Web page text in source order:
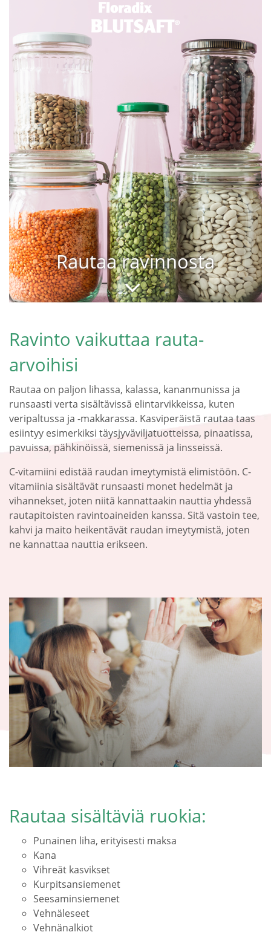
Rautaa ravinnosta
Ravinto vaikuttaa rauta-
arvoihisi
Rautaa on paljon lihassa, kalassa, kananmunissa ja
runsaasti verta sisältävissä elintarvikkeissa, kuten
veripaltussa ja -makkarassa. Kasviperäistä rautaa taas
esiintyy esimerkiksi täysjyväviljatuotteissa, pinaatissa,
pavuissa, pähkinöissä, siemenissä ja linsseissä.
C-vitamiini edistää raudan imeytymistä elimistöön. C-
vitamiinia sisältävät runsaasti monet hedelmät ja
vihannekset, joten niitä kannattaakin nauttia yhdessä
rautapitoisten ravintoaineiden kanssa. Sitä vastoin tee,
kahvi ja maito heikentävät raudan imeytymistä, joten
ne kannattaa nauttia erikseen.
Rautaa sisältäviä ruokia:
Punainen liha, erityisesti maksa
Kana
Vihreät kasvikset
Kurpitsansiemenet
Seesaminsiemenet
Vehnäleseet
Vehnänalkiot